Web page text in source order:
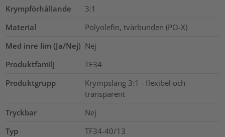
Krympförhållande
3:1
Material
Polyolefin, tvärbunden (PO-X)
Med inre lim (Ja/Nej) Nej
Produktfamilj
TF34
Produktgrupp
Krympslang 3:1 - flexibel och
transparent
Tryckbar
Nej
Typ
TF34-40/13